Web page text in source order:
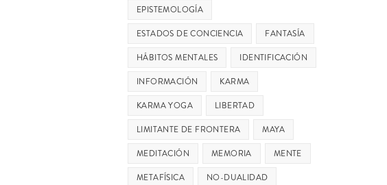
EPISTEMOLOGÍA
ESTADOS DE CONCIENCIA
FANTASÍA
HÁBITOS MENTALES
IDENTIFICACIÓN
INFORMACIÓN
KARMA
KARMA YOGA
LIBERTAD
LIMITANTE DE FRONTERA
MAYA
MEDITACIÓN
MEMORIA
MENTE
METAFÍSICA
NO-DUALIDAD